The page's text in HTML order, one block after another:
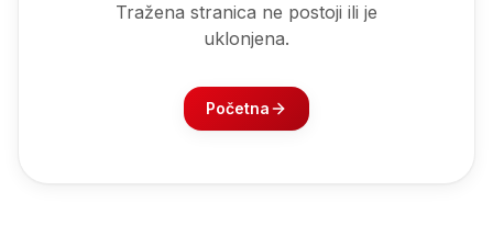
Tražena stranica ne postoji ili je
uklonjena.
Početna